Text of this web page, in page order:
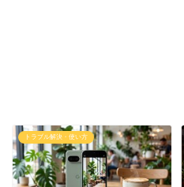
トラブル解決・使い方